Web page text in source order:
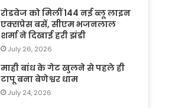
रोडवेज को मिलीं 144 नई ब्लू लाइन
एक्सप्रेस बसें, सीएम भजनलाल
शर्मा ने दिखाई हरी झंडी
July 26, 2026
माही बांध के गेट खुलने से पहले ही
टापू बना बेणेश्वर धाम
July 24, 2026